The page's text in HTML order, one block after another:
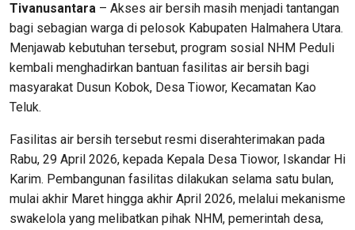
Tivanusantara – Akses air bersih masih menjadi tantangan
bagi sebagian warga di pelosok Kabupaten Halmahera Utara.
Menjawab kebutuhan tersebut, program sosial NHM Peduli
kembali menghadirkan bantuan fasilitas air bersih bagi
masyarakat Dusun Kobok, Desa Tiowor, Kecamatan Kao
Teluk.
Fasilitas air bersih tersebut resmi diserahterimakan pada
Rabu, 29 April 2026, kepada Kepala Desa Tiowor, Iskandar Hi
Karim. Pembangunan fasilitas dilakukan selama satu bulan,
mulai akhir Maret hingga akhir April 2026, melalui mekanisme
swakelola yang melibatkan pihak NHM, pemerintah desa,